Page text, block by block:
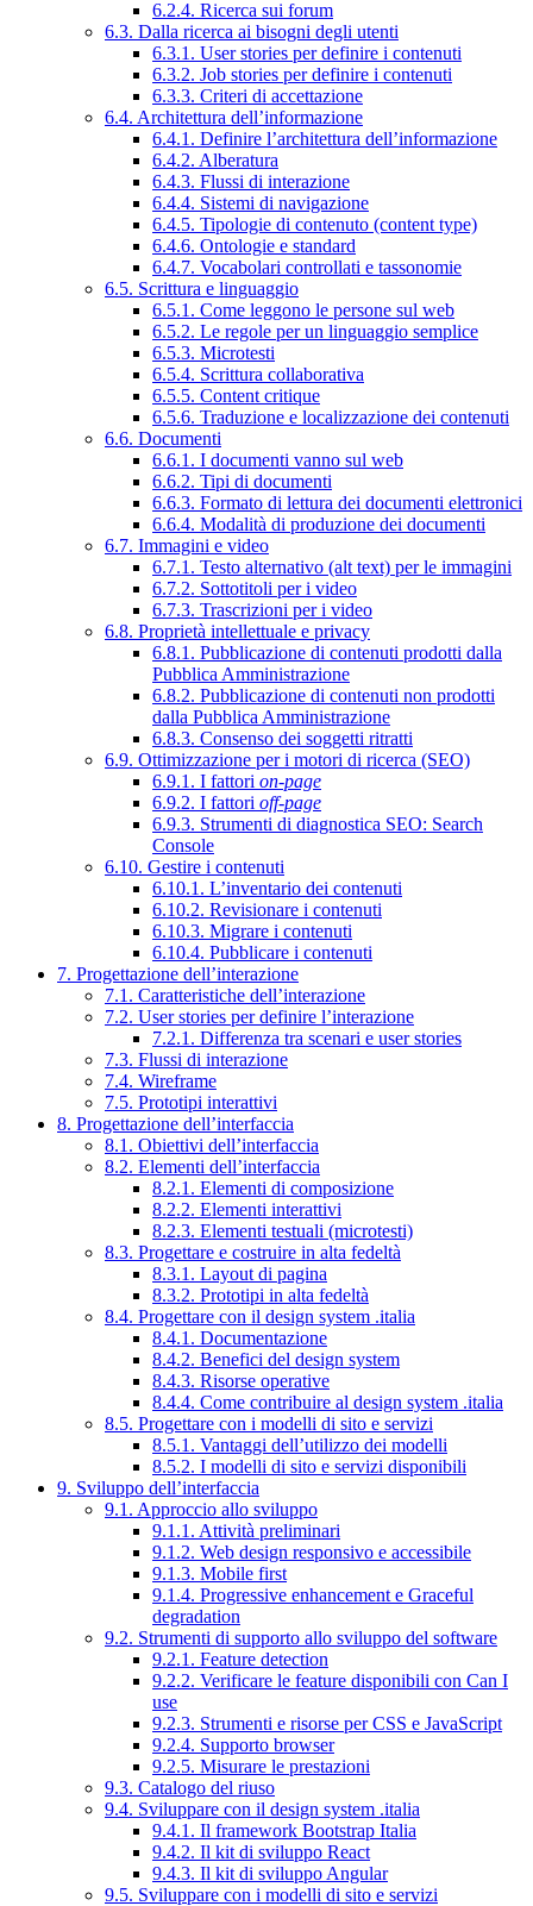
6.2.4. Ricerca sui forum
6.3. Dalla ricerca ai bisogni degli utenti
6.3.1. User stories per definire i contenuti
6.3.2. Job stories per definire i contenuti
6.3.3. Criteri di accettazione
6.4. Architettura dell’informazione
6.4.1. Definire l’architettura dell’informazione
6.4.2. Alberatura
6.4.3. Flussi di interazione
6.4.4. Sistemi di navigazione
6.4.5. Tipologie di contenuto (content type)
6.4.6. Ontologie e standard
6.4.7. Vocabolari controllati e tassonomie
6.5. Scrittura e linguaggio
6.5.1. Come leggono le persone sul web
6.5.2. Le regole per un linguaggio semplice
6.5.3. Microtesti
6.5.4. Scrittura collaborativa
6.5.5. Content critique
6.5.6. Traduzione e localizzazione dei contenuti
6.6. Documenti
6.6.1. I documenti vanno sul web
6.6.2. Tipi di documenti
6.6.3. Formato di lettura dei documenti elettronici
6.6.4. Modalità di produzione dei documenti
6.7. Immagini e video
6.7.1. Testo alternativo (alt text) per le immagini
6.7.2. Sottotitoli per i video
6.7.3. Trascrizioni per i video
6.8. Proprietà intellettuale e privacy
6.8.1. Pubblicazione di contenuti prodotti dalla
Pubblica Amministrazione
6.8.2. Pubblicazione di contenuti non prodotti
dalla Pubblica Amministrazione
6.8.3. Consenso dei soggetti ritratti
6.9. Ottimizzazione per i motori di ricerca (SEO)
6.9.1. I fattori on-page
6.9.2. I fattori off-page
6.9.3. Strumenti di diagnostica SEO: Search
Console
6.10. Gestire i contenuti
6.10.1. L’inventario dei contenuti
6.10.2. Revisionare i contenuti
6.10.3. Migrare i contenuti
6.10.4. Pubblicare i contenuti
7. Progettazione dell’interazione
7.1. Caratteristiche dell’interazione
7.2. User stories per definire l’interazione
7.2.1. Differenza tra scenari e user stories
7.3. Flussi di interazione
7.4. Wireframe
7.5. Prototipi interattivi
8. Progettazione dell’interfaccia
8.1. Obiettivi dell’interfaccia
8.2. Elementi dell’interfaccia
8.2.1. Elementi di composizione
8.2.2. Elementi interattivi
8.2.3. Elementi testuali (microtesti)
8.3. Progettare e costruire in alta fedeltà
8.3.1. Layout di pagina
8.3.2. Prototipi in alta fedeltà
8.4. Progettare con il design system .italia
8.4.1. Documentazione
8.4.2. Benefici del design system
8.4.3. Risorse operative
8.4.4. Come contribuire al design system .italia
8.5. Progettare con i modelli di sito e servizi
8.5.1. Vantaggi dell’utilizzo dei modelli
8.5.2. I modelli di sito e servizi disponibili
9. Sviluppo dell’interfaccia
9.1. Approccio allo sviluppo
9.1.1. Attività preliminari
9.1.2. Web design responsivo e accessibile
9.1.3. Mobile first
9.1.4. Progressive enhancement e Graceful
degradation
9.2. Strumenti di supporto allo sviluppo del software
9.2.1. Feature detection
9.2.2. Verificare le feature disponibili con Can I
use
9.2.3. Strumenti e risorse per CSS e JavaScript
9.2.4. Supporto browser
9.2.5. Misurare le prestazioni
9.3. Catalogo del riuso
9.4. Sviluppare con il design system .italia
9.4.1. Il framework Bootstrap Italia
9.4.2. Il kit di sviluppo React
9.4.3. Il kit di sviluppo Angular
9.5. Sviluppare con i modelli di sito e servizi